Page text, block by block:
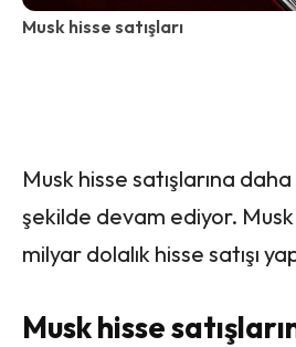
Musk hisse satışları
Musk hisse satışlarına
şekilde devam ediyor.
milyar dolalık hisse satışı
Musk hisse